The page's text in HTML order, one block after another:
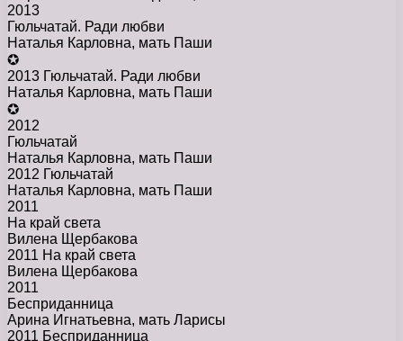
2013
Гюльчатай. Ради любви
Наталья Карловна, мать Паши
✪
2013 Гюльчатай. Ради любви
Наталья Карловна, мать Паши
✪
2012
Гюльчатай
Наталья Карловна, мать Паши
2012 Гюльчатай
Наталья Карловна, мать Паши
2011
На край света
Вилена Щербакова
2011 На край света
Вилена Щербакова
2011
Бесприданница
Арина Игнатьевна, мать Ларисы
2011 Бесприданница